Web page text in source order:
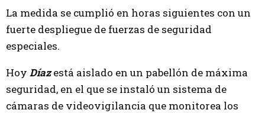
La medida se cumplió en horas siguientes con un
fuerte despliegue de fuerzas de seguridad
especiales.
Hoy Díazestá aislado en un pabellón de máxima
seguridad, en el que se instaló un sistema de
cámaras de videovigilancia que monitorea los